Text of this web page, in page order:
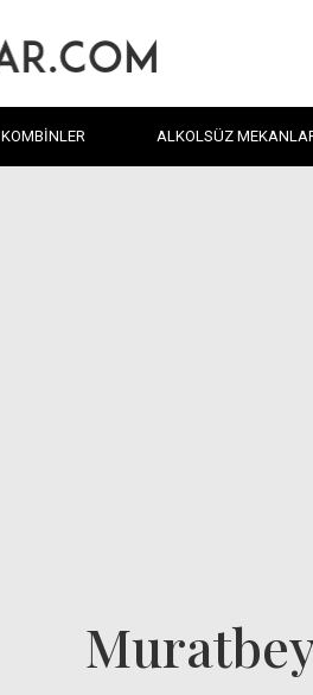
KOMBINLER ALKOLSÜZ